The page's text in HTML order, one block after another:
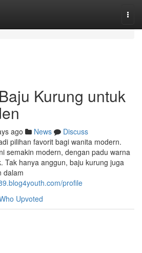
Kurung untuk
ago News
Discuss
pilihan favorit bagi wanita modern.
semakin modern, dengan padu warna
Tak hanya anggun, baju kurung juga
dalam
profile
Upvoted